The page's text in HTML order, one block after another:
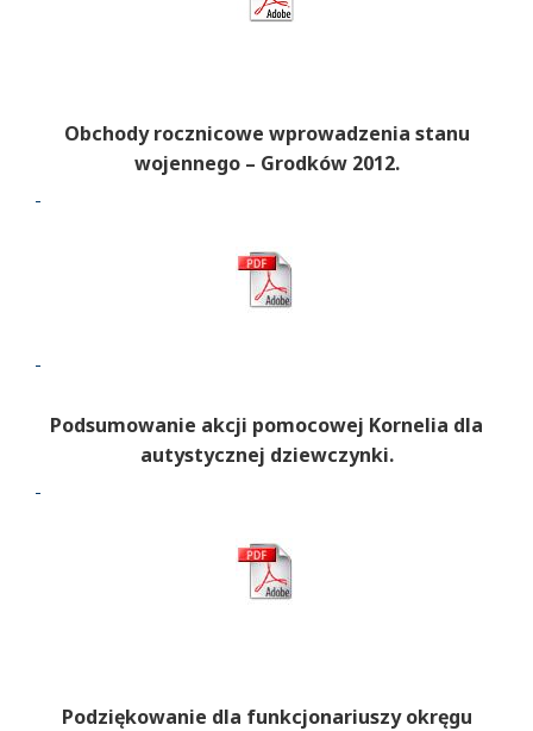
Obchody rocznicowe wprowadzenia stanu
wojennego – Grodków 2012.
Podsumowanie akcji pomocowej Kornelia dla
autystycznej dziewczynki.
Podziękowanie dla funkcjonariuszy okręgu